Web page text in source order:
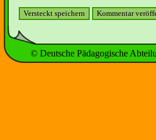
© Deutsche Pädagogische